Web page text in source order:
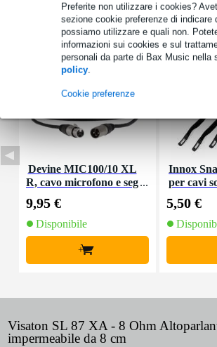
Preferite non utilizzare i cookies?
sezione cookie preferenze di indicare
possiamo utilizzare e quali non.
informazioni sui cookies e sul
personali da parte di Bax Music nella
policy.
Cookie preferenze
Accessori (7)
Devine MIC100/10 XL
R, cavo microfono e seg
9,95 €
Disponibile
+
Innox
per cavi
(10
5,50 €
Visaton SL 87 XA - 8 Ohm
impermeabile da 8 cm